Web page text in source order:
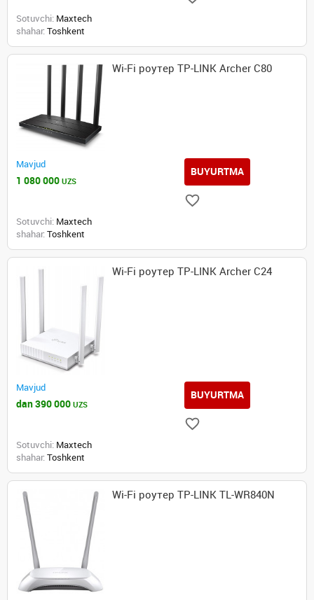
Sotuvchi: Maxtech
shahar: Toshkent
Wi-Fi роутер TP-LINK Archer C80
Mavjud
1 080 000 UZS
BUYURTMA
Sotuvchi: Maxtech
shahar: Toshkent
Wi-Fi роутер TP-LINK Archer C24
Mavjud
dan 390 000 UZS
BUYURTMA
Sotuvchi: Maxtech
shahar: Toshkent
Wi-Fi роутер TP-LINK TL-WR840N